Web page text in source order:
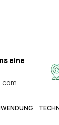
eine